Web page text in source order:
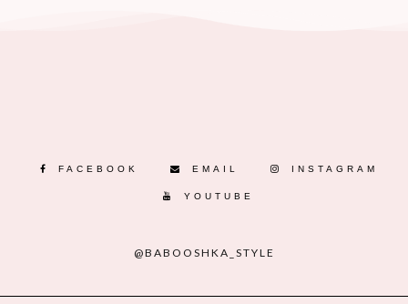
FACEBOOK EMAIL INSTAGRAM
YOUTUBE
@BABOOSHKA_STYLE